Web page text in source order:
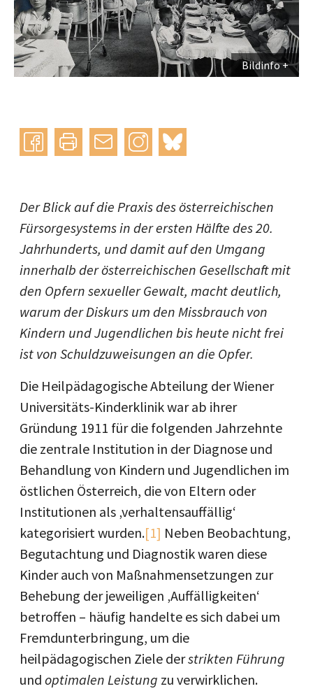
Bildinfo
Instagram
bluesky
Der Blick auf die Praxis des österreichischen
Fürsorgesystems in der ersten Hälfte des 20.
Jahrhunderts, und damit auf den Umgang
innerhalb der österreichischen Gesellschaft mit
den Opfern sexueller Gewalt, macht deutlich,
warum der Diskurs um den Missbrauch von
Kindern und Jugendlichen bis heute nicht frei
ist von Schuldzuweisungen an die Opfer.
Die Heilpädagogische Abteilung der Wiener
Universitäts-Kinderklinik war ab ihrer
Gründung 1911 für die folgenden Jahrzehnte
die zentrale Institution in der Diagnose und
Behandlung von Kindern und Jugendlichen im
östlichen Österreich, die von Eltern oder
Institutionen als ‚verhaltensauffällig‘
kategorisiert wurden.[1] Neben Beobachtung,
Begutachtung und Diagnostik waren diese
Kinder auch von Maßnahmensetzungen zur
Behebung der jeweiligen ‚Auffälligkeiten‘
betroffen – häufig handelte es sich dabei um
Fremdunterbringung, um die
heilpädagogischen Ziele derstrikten Führung
und optimalen Leistung zu verwirklichen.